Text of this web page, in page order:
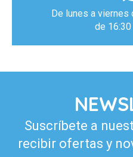
De lunes a viernes
de 16:30
Suscríbete a
recibir ofertas y